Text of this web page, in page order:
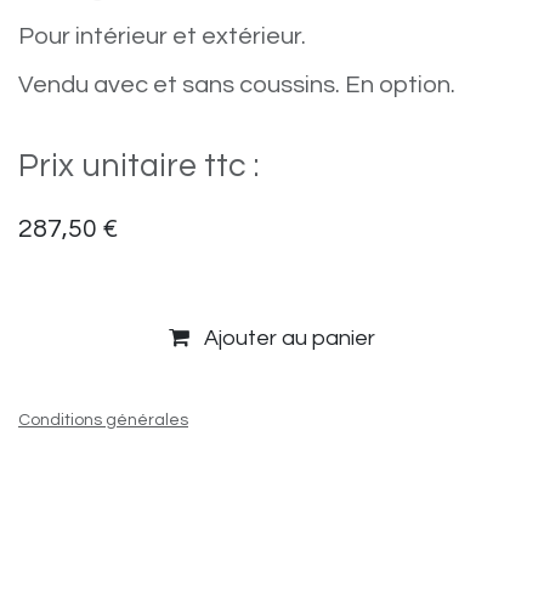
Pour intérieur et extérieur.
Vendu avec et sans coussins. En option.
Prix unitaire ttc :
287,50 €
Ajouter au panier
Conditions générales